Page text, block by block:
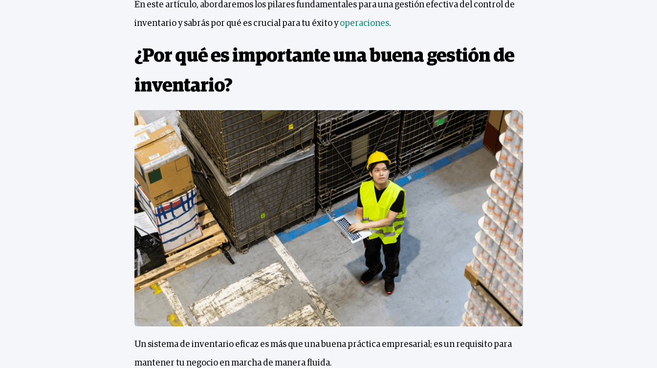
En este artículo, abordaremos los pilares fundamentales para una gestión efectiva del control de
inventario y sabrás por qué es crucial para tu éxito yoperaciones.
¿Por qué es importante una buena gestión de
inventario?
Un sistema de inventario eficaz es más que una buena práctica empresarial; es un requisito para
mantener tu negocio en marcha de manera fluida.